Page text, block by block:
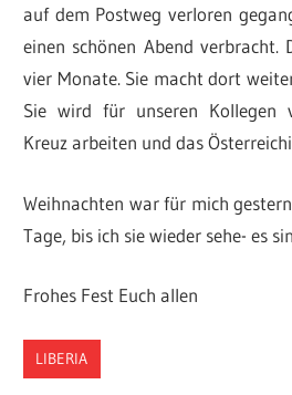
auf dem Postweg verloren
einen schönen Abend
vier Monate. Sie macht dort
Sie wird für unseren Kollegen
Kreuz arbeiten und das
Weihnachten war für mich
Tage, bis ich sie wieder sehe- es
Frohes Fest Euch allen
LIBERIA